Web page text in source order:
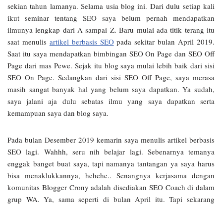
sekian tahun lamanya. Selama usia blog ini. Dari dulu setiap kali
ikut seminar tentang SEO saya belum pernah mendapatkan
ilmunya lengkap dari A sampai Z. Baru mulai ada titik terang itu
saat menulis artikel berbasis SEOpada sekitar bulan April 2019.
Saat itu saya mendapatkan bimbingan SEO On Page dan SEO Off
Page dari mas Pewe. Sejak itu blog saya mulai lebih baik dari sisi
SEO On Page. Sedangkan dari sisi SEO Off Page, saya merasa
masih sangat banyak hal yang belum saya dapatkan. Ya sudah,
saya jalani aja dulu sebatas ilmu yang saya dapatkan serta
kemampuan saya dan blog saya.
Pada bulan Desember 2019 kemarin saya menulis artikel berbasis
SEO lagi. Wahhh, seru nih belajar lagi. Sebenarnya temanya
enggak banget buat saya, tapi namanya tantangan ya saya harus
bisa menaklukkannya, hehehe.. Senangnya kerjasama dengan
komunitas Blogger Crony adalah disediakan SEO Coach di dalam
grup WA. Ya, sama seperti di bulan April itu. Tapi sekarang